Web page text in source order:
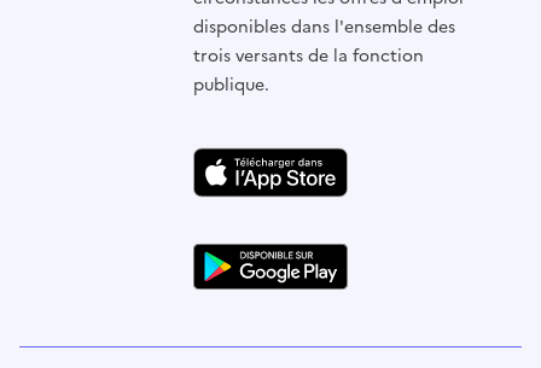
disponibles dans l'ensemble des
trois versants de la fonction
publique.